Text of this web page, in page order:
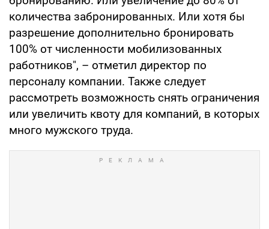
количества забронированных. Или хотя бы
разрешение дополнительно бронировать
100% от численности мобилизованных
работников", – отметил директор по
персоналу компании. Также следует
рассмотреть возможность снять ограничения
или увеличить квоту для компаний, в которых
много мужского труда.